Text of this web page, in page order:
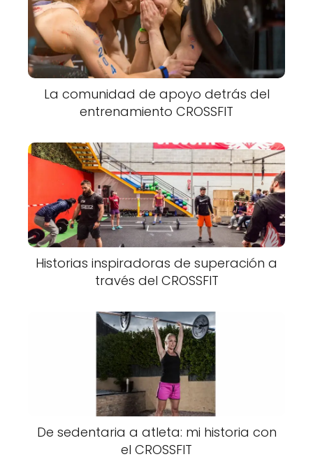
La comunidad de apoyo detrás del
entrenamiento CROSSFIT
Historias inspiradoras de superación a
través del CROSSFIT
De sedentaria a atleta: mi historia con
el CROSSFIT